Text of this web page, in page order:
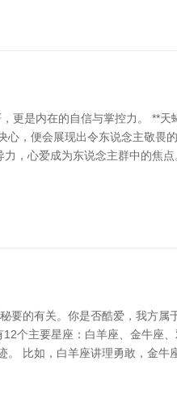
更是内在的自信与掌控力。 **天
，便会展现出令东说念主敬畏
，心爱成为东说念主群中的焦
要的有关。你是否酷爱，我方属
个主要星座：白羊座、金牛座、
比如，白羊座讲理勇敢，金牛